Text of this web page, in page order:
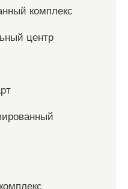
комплекс
центр